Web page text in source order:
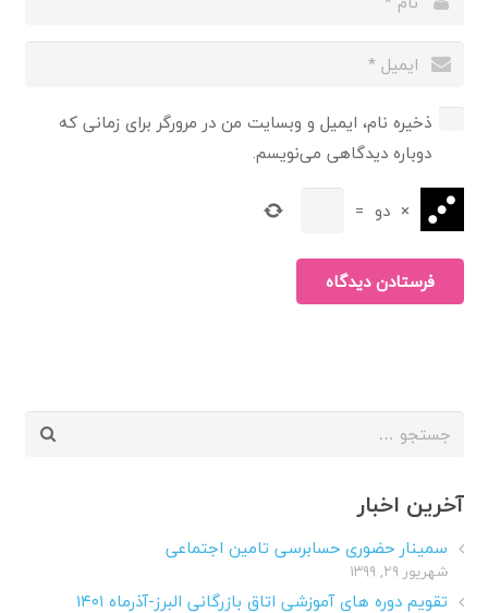
ذخیره نام، ایمیل و وبسایت من در مرورگر برای زمانی که
دوباره دیدگاهی می‌نویسم.
× دو =
فرستادن دیدگاه
جستجو
آخرین اخبار
سمینار حضوری حسابرسی تامین اجتماعی
شهریور ۲۹, ۱۳۹۹
تقویم دوره های آموزشی اتاق بازرگانی البرز-آذرماه ۱۴۰۱